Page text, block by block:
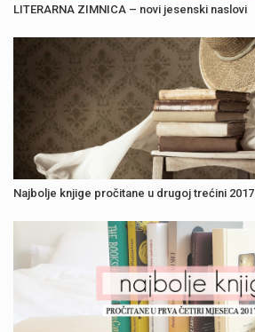
LITERARNA ZIMNICA – novi jesenski naslovi
Najbolje knjige pročitane u drugoj trećini